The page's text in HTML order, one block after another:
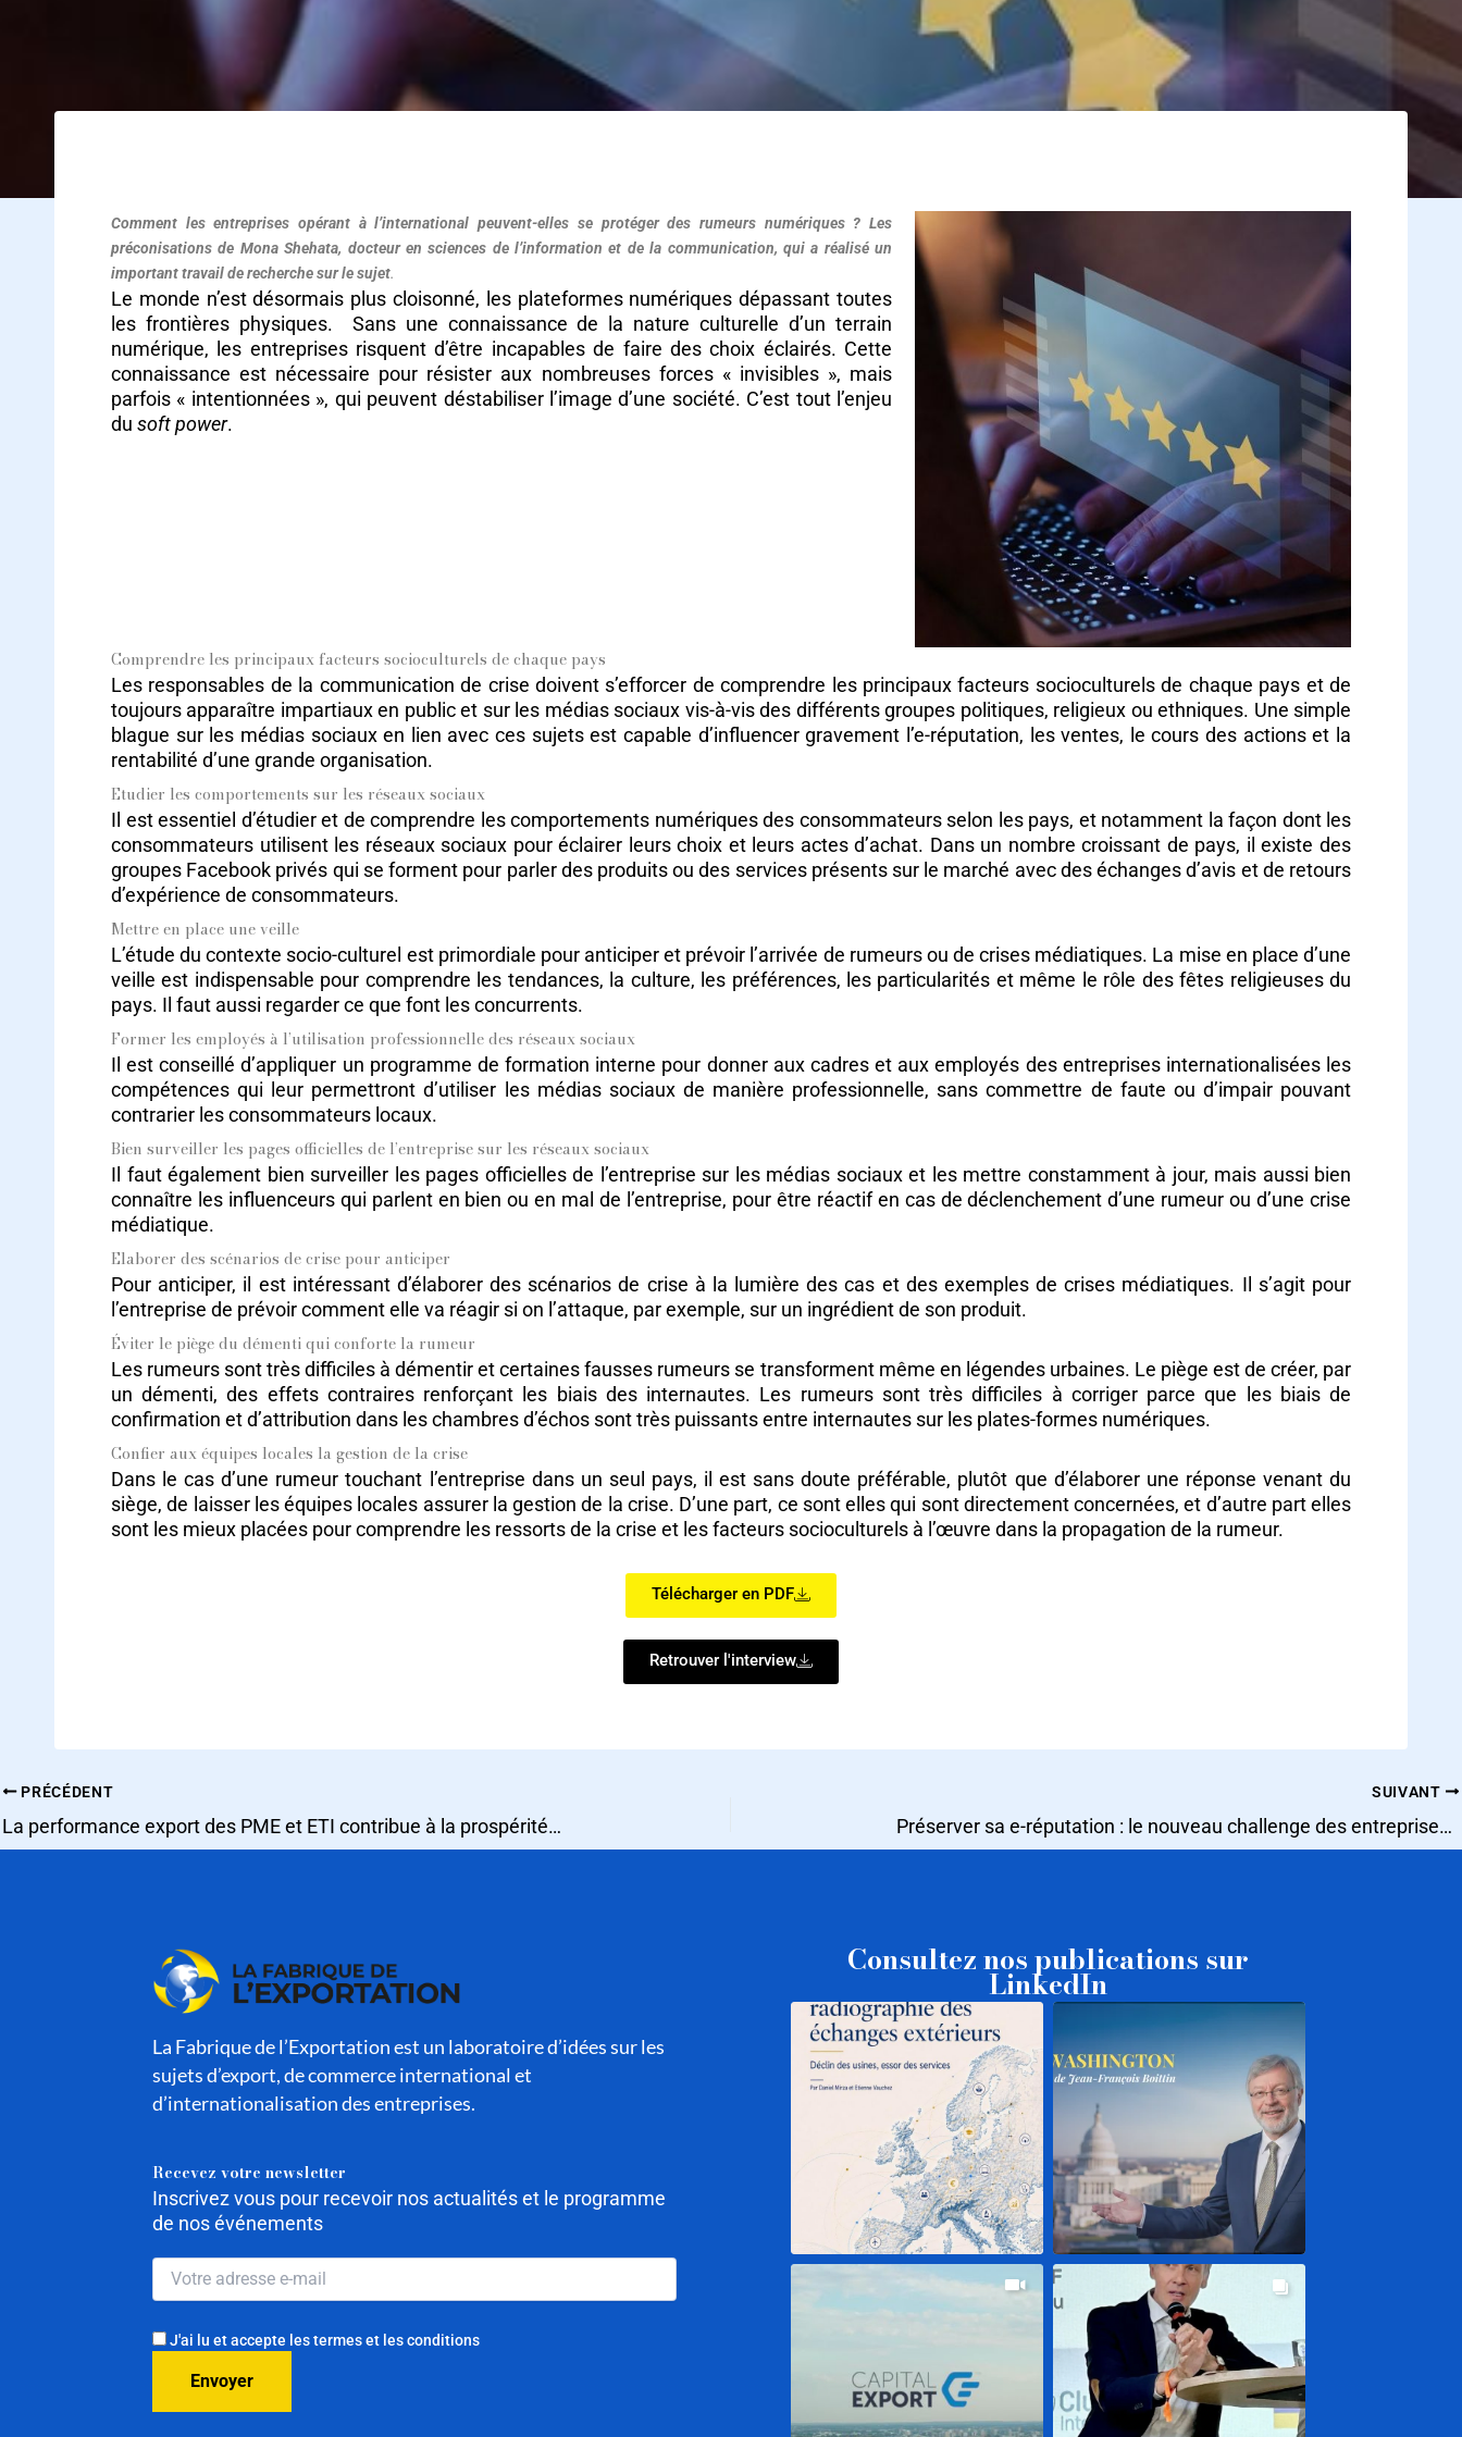
Comment les entreprises opérant à l’international peuvent-elles se protéger des rumeurs numériques ? Les
préconisations de Mona Shehata, docteur en sciences de l’information et de la communication, qui a réalisé un
important travail de recherche sur le sujet.
Le monde n’est désormais plus cloisonné, les plateformes numériques dépassant toutes
les frontières physiques. Sans une connaissance de la nature culturelle d’un terrain
numérique, les entreprises risquent d’être incapables de faire des choix éclairés. Cette
connaissance est nécessaire pour résister aux nombreuses forces « invisibles », mais
parfois « intentionnées », qui peuvent déstabiliser l’image d’une société. C’est tout l’enjeu
du soft power.
Comprendre les principaux facteurs socioculturels de chaque pays
Les responsables de la communication de crise doivent s’efforcer de comprendre les principaux facteurs socioculturels de chaque pays et de
toujours apparaître impartiaux en public et sur les médias sociaux vis-à-vis des différents groupes politiques, religieux ou ethniques. Une simple
blague sur les médias sociaux en lien avec ces sujets est capable d’influencer gravement l’e-réputation, les ventes, le cours des actions et la
rentabilité d’une grande organisation.
Etudier les comportements sur les réseaux sociaux
Il est essentiel d’étudier et de comprendre les comportements numériques des consommateurs selon les pays, et notamment la façon dont les
consommateurs utilisent les réseaux sociaux pour éclairer leurs choix et leurs actes d’achat. Dans un nombre croissant de pays, il existe des
groupes Facebook privés qui se forment pour parler des produits ou des services présents sur le marché avec des échanges d’avis et de retours
d’expérience de consommateurs.
Mettre en place une veille
L’étude du contexte socio-culturel est primordiale pour anticiper et prévoir l’arrivée de rumeurs ou de crises médiatiques. La mise en place d’une
veille est indispensable pour comprendre les tendances, la culture, les préférences, les particularités et même le rôle des fêtes religieuses du
pays. Il faut aussi regarder ce que font les concurrents.
Former les employés à l’utilisation professionnelle des réseaux sociaux
Il est conseillé d’appliquer un programme de formation interne pour donner aux cadres et aux employés des entreprises internationalisées les
compétences qui leur permettront d’utiliser les médias sociaux de manière professionnelle, sans commettre de faute ou d’impair pouvant
contrarier les consommateurs locaux.
Bien surveiller les pages officielles de l’entreprise sur les réseaux sociaux
Il faut également bien surveiller les pages officielles de l’entreprise sur les médias sociaux et les mettre constamment à jour, mais aussi bien
connaître les influenceurs qui parlent en bien ou en mal de l’entreprise, pour être réactif en cas de déclenchement d’une rumeur ou d’une crise
médiatique.
Elaborer des scénarios de crise pour anticiper
Pour anticiper, il est intéressant d’élaborer des scénarios de crise à la lumière des cas et des exemples de crises médiatiques. Il s’agit pour
l’entreprise de prévoir comment elle va réagir si on l’attaque, par exemple, sur un ingrédient de son produit.
Éviter le piège du démenti qui conforte la rumeur
Les rumeurs sont très difficiles à démentir et certaines fausses rumeurs se transforment même en légendes urbaines. Le piège est de créer, par
un démenti, des effets contraires renforçant les biais des internautes. Les rumeurs sont très difficiles à corriger parce que les biais de
confirmation et d’attribution dans les chambres d’échos sont très puissants entre internautes sur les plates-formes numériques.
Confier aux équipes locales la gestion de la crise
Dans le cas d’une rumeur touchant l’entreprise dans un seul pays, il est sans doute préférable, plutôt que d’élaborer une réponse venant du
siège, de laisser les équipes locales assurer la gestion de la crise. D’une part, ce sont elles qui sont directement concernées, et d’autre part elles
sont les mieux placées pour comprendre les ressorts de la crise et les facteurs socioculturels à l’œuvre dans la propagation de la rumeur.
Télécharger en PDF
Retrouver l'interview
PRÉCÉDENT
La performance export des PME et ETI contribue à la prospérité des territoires : illustration par les cartes
SUIVANT
Préserver sa e-réputation : le nouveau challenge des entreprises à l’international
La Fabrique de l’Exportation est un laboratoire d’idées sur les
sujets d’export, de commerce international et
d’internationalisation des entreprises.
Recevez votre newsletter
Inscrivez vous pour recevoir nos actualités et le programme
de nos événements
J'ai lu et accepte les termes et les conditions
Consultez nos publications sur
LinkedIn